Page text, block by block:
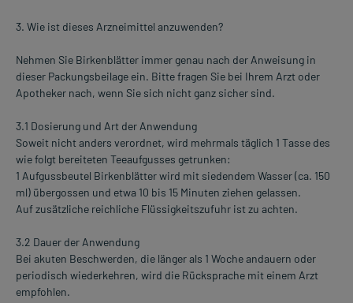
3. Wie ist dieses Arzneimittel anzuwenden?
Nehmen Sie Birkenblätter immer genau nach der Anweisung in
dieser Packungsbeilage ein. Bitte fragen Sie bei Ihrem Arzt oder
Apotheker nach, wenn Sie sich nicht ganz sicher sind.
3.1 Dosierung und Art der Anwendung
Soweit nicht anders verordnet, wird mehrmals täglich 1 Tasse des
wie folgt bereiteten Teeaufgusses getrunken:
1 Aufgussbeutel Birkenblätter wird mit siedendem Wasser (ca. 150
ml) übergossen und etwa 10 bis 15 Minuten ziehen gelassen.
Auf zusätzliche reichliche Flüssigkeitszufuhr ist zu achten.
3.2 Dauer der Anwendung
Bei akuten Beschwerden, die länger als 1 Woche andauern oder
periodisch wiederkehren, wird die Rücksprache mit einem Arzt
empfohlen.